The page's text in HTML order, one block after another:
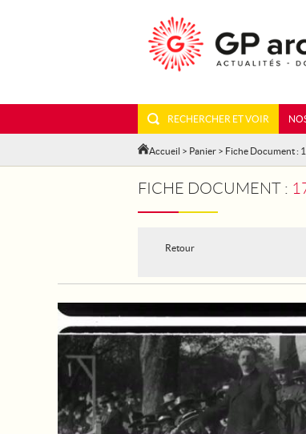
RECHERCHER ET VOIR
Accueil > Panier > Fiche Document :
FICHE DOCUMENT :
Retour